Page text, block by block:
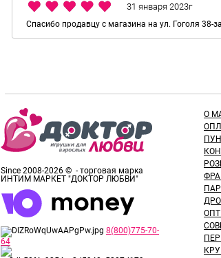
Спасибо продавцу с магазина на ул. Гоголя 38-
Since 2008-2026 © - торговая марка
ИНТИМ МАРКЕТ "ДОКТОР ЛЮБВИ"
8(800)775-70-
64
О